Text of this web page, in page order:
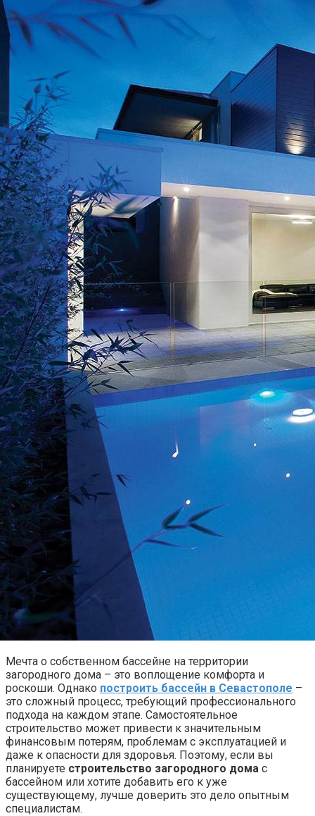
Мечта о собственном бассейне на территории
загородного дома – это воплощение комфорта и
роскоши. Однако построить бассейн в Севастополе –
это сложный процесс, требующий профессионального
подхода на каждом этапе. Самостоятельное
строительство может привести к значительным
финансовым потерям, проблемам с эксплуатацией и
даже к опасности для здоровья. Поэтому, если вы
планируете строительство загородного дома с
бассейном или хотите добавить его к уже
существующему, лучше доверить это дело опытным
специалистам.